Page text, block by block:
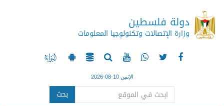
دولة فلسطين
وزارة الإتصالات وتكنولوجيا المعلومات
الإثنين 10-08-2026
بحث